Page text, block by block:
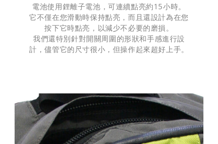
電池使用鋰離子電池，可連續點亮約15小時。
它不僅在您滑動時保持點亮，而且還設計為在您
按下它時點亮，以減少不必要的磨損。
我們還特別針對開關周圍的形狀和手感進行設
計，儘管它的尺寸很小，但操作起來超好上手。